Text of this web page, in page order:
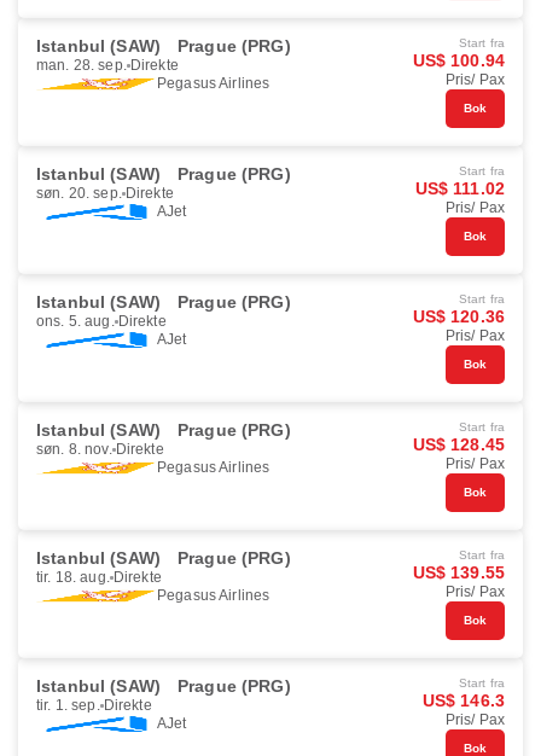
Istanbul (SAW) Prague (PRG)
man. 28. sep. Direkte
Pegasus Airlines
Start fra
US$ 100.94
Pris/ Pax
Bok
Istanbul (SAW) Prague (PRG)
søn. 20. sep. Direkte
AJet
Start fra
US$ 111.02
Pris/ Pax
Bok
Istanbul (SAW) Prague (PRG)
ons. 5. aug. Direkte
AJet
Start fra
US$ 120.36
Pris/ Pax
Bok
Istanbul (SAW) Prague (PRG)
søn. 8. nov. Direkte
Pegasus Airlines
Start fra
US$ 128.45
Pris/ Pax
Bok
Istanbul (SAW) Prague (PRG)
tir. 18. aug. Direkte
Pegasus Airlines
Start fra
US$ 139.55
Pris/ Pax
Bok
Istanbul (SAW) Prague (PRG)
tir. 1. sep. Direkte
AJet
Start fra
US$ 146.3
Pris/ Pax
Bok